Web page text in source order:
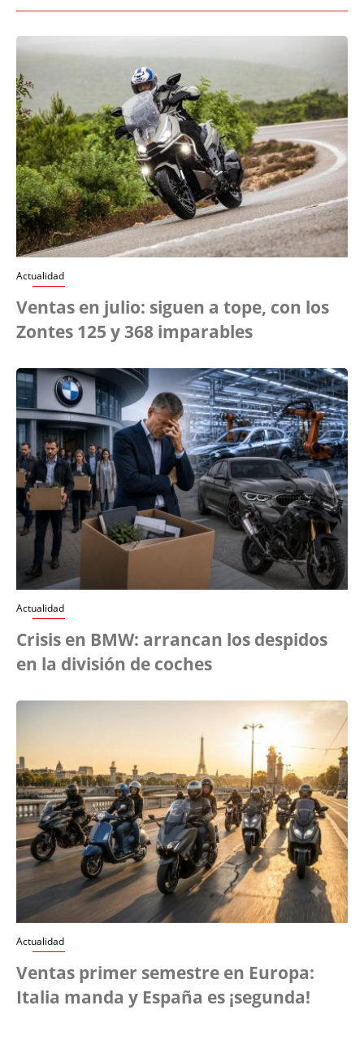
Actualidad
Ventas en julio: siguen a tope, con los
Zontes 125 y 368 imparables
Actualidad
Crisis en BMW: arrancan los despidos
en la división de coches
Actualidad
Ventas primer semestre en Europa:
Italia manda y España es ¡segunda!